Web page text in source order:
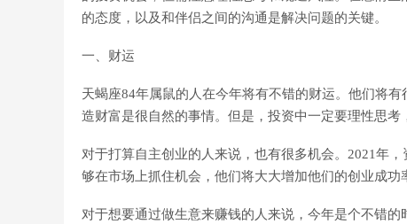
的态度，以及和伴侣之间的沟通是解决问题的关键。
一、财运
天蝎座84年属鼠的人在今年将有不错的财运。他们将
造财富是很自然的事情。但是，投资中一定要理性思考
对于打算自主创业的人来说，也有很多机会。2021年
够在市场上抓住机会，他们将大大增加他们的创业成功
对于想要通过做生意来赚钱的人来说，今年是个不错